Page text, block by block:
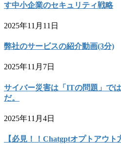
す中小企業のセキュリティ戦略
2025年11月11日
弊社のサービスの紹介動画(3分)
2025年11月7日
サイバー災害は「ITの問題」で
だ。
2025年11月4日
【必見！！Chatgptオプトアウ